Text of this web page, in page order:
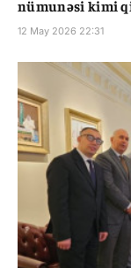
nümunəsi kimi
12 May 2026 22:31